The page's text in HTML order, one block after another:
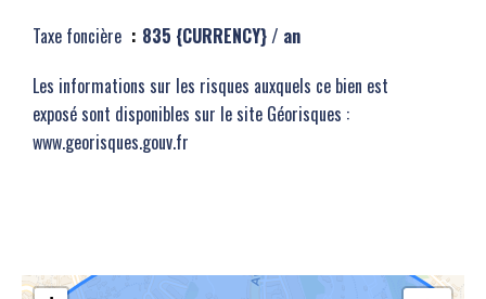
Taxe foncière
835 {CURRENCY} / an
Les informations sur les risques auxquels ce bien est
exposé sont disponibles sur le site Géorisques :
www.georisques.gouv.fr